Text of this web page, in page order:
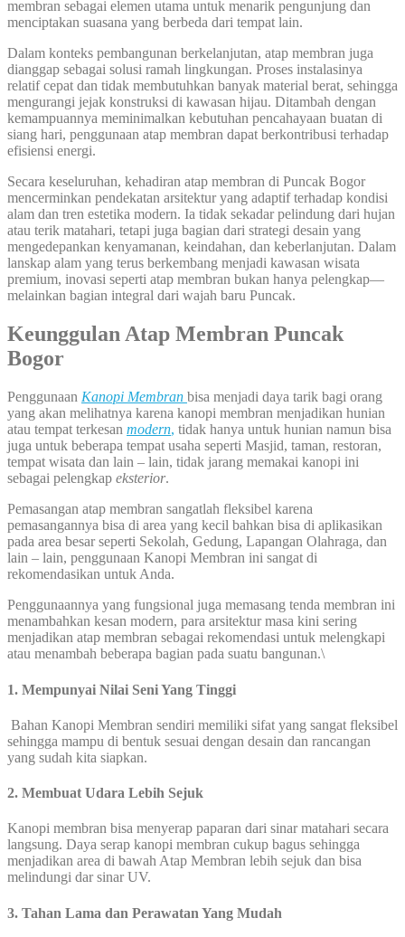
membran sebagai elemen utama untuk menarik pengunjung dan
menciptakan suasana yang berbeda dari tempat lain.
Dalam konteks pembangunan berkelanjutan, atap membran juga
dianggap sebagai solusi ramah lingkungan. Proses instalasinya
relatif cepat dan tidak membutuhkan banyak material berat, sehingga
mengurangi jejak konstruksi di kawasan hijau. Ditambah dengan
kemampuannya meminimalkan kebutuhan pencahayaan buatan di
siang hari, penggunaan atap membran dapat berkontribusi terhadap
efisiensi energi.
Secara keseluruhan, kehadiran atap membran di Puncak Bogor
mencerminkan pendekatan arsitektur yang adaptif terhadap kondisi
alam dan tren estetika modern. Ia tidak sekadar pelindung dari hujan
atau terik matahari, tetapi juga bagian dari strategi desain yang
mengedepankan kenyamanan, keindahan, dan keberlanjutan. Dalam
lanskap alam yang terus berkembang menjadi kawasan wisata
premium, inovasi seperti atap membran bukan hanya pelengkap—
melainkan bagian integral dari wajah baru Puncak.
Keunggulan Atap Membran Puncak
Bogor
Penggunaan Kanopi Membran bisa menjadi daya tarik bagi orang
yang akan melihatnya karena kanopi membran menjadikan hunian
atau tempat terkesan modern, tidak hanya untuk hunian namun bisa
juga untuk beberapa tempat usaha seperti Masjid, taman, restoran,
tempat wisata dan lain – lain, tidak jarang memakai kanopi ini
sebagai pelengkap eksterior.
Pemasangan atap membran sangatlah fleksibel karena
pemasangannya bisa di area yang kecil bahkan bisa di aplikasikan
pada area besar seperti Sekolah, Gedung, Lapangan Olahraga, dan
lain – lain, penggunaan Kanopi Membran ini sangat di
rekomendasikan untuk Anda.
Penggunaannya yang fungsional juga memasang tenda membran ini
menambahkan kesan modern, para arsitektur masa kini sering
menjadikan atap membran sebagai rekomendasi untuk melengkapi
atau menambah beberapa bagian pada suatu bangunan.\
1. Mempunyai Nilai Seni Yang Tinggi
Bahan Kanopi Membran sendiri memiliki sifat yang sangat fleksibel
sehingga mampu di bentuk sesuai dengan desain dan rancangan
yang sudah kita siapkan.
2. Membuat Udara Lebih Sejuk
Kanopi membran bisa menyerap paparan dari sinar matahari secara
langsung. Daya serap kanopi membran cukup bagus sehingga
menjadikan area di bawah Atap Membran lebih sejuk dan bisa
melindungi dar sinar UV.
3. Tahan Lama dan Perawatan Yang Mudah